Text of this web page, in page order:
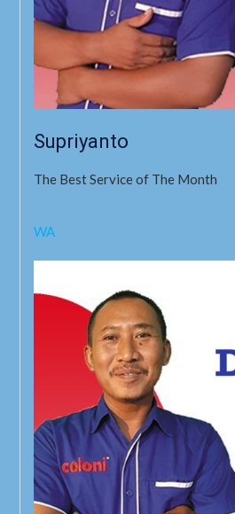
Supriyanto
The Best Service of The Month
WA